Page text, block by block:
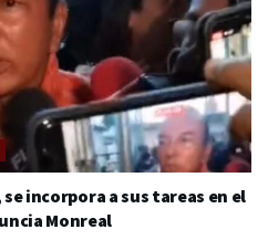
incorpora a sus tareas en el
Monreal